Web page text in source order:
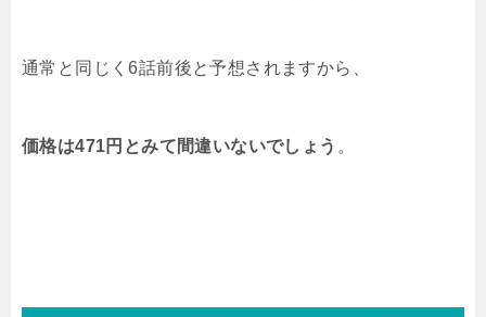
通常と同じく6話前後と予想されますから、
価格は471円とみて間違いないでしょう 。